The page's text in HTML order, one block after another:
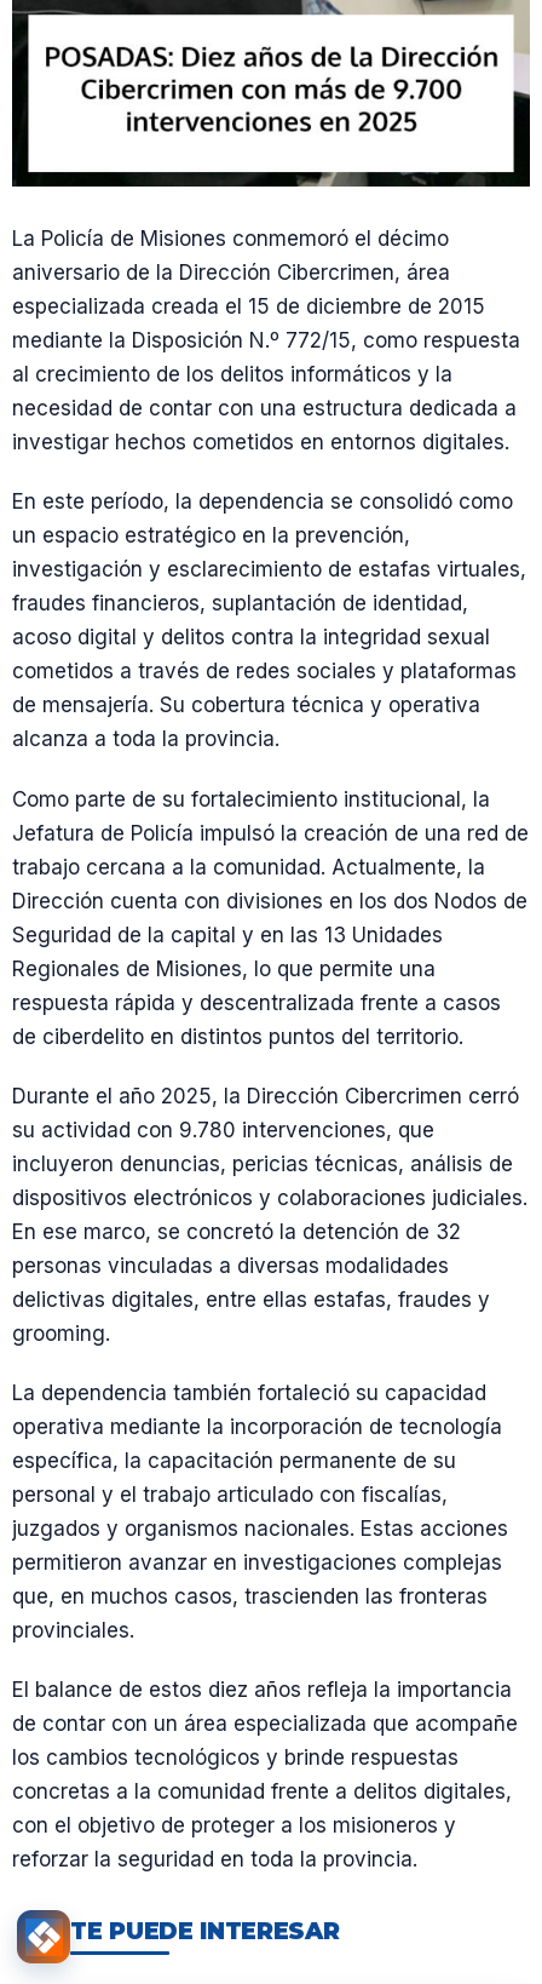
La Policía de Misiones conmemoró el décimo
aniversario de la Dirección Cibercrimen, área
especializada creada el 15 de diciembre de 2015
mediante la Disposición N.º 772/15, como respuesta
al crecimiento de los delitos informáticos y la
necesidad de contar con una estructura dedicada a
investigar hechos cometidos en entornos digitales.
En este período, la dependencia se consolidó como
un espacio estratégico en la prevención,
investigación y esclarecimiento de estafas virtuales,
fraudes financieros, suplantación de identidad,
acoso digital y delitos contra la integridad sexual
cometidos a través de redes sociales y plataformas
de mensajería. Su cobertura técnica y operativa
alcanza a toda la provincia.
Como parte de su fortalecimiento institucional, la
Jefatura de Policía impulsó la creación de una red de
trabajo cercana a la comunidad. Actualmente, la
Dirección cuenta con divisiones en los dos Nodos de
Seguridad de la capital y en las 13 Unidades
Regionales de Misiones, lo que permite una
respuesta rápida y descentralizada frente a casos
de ciberdelito en distintos puntos del territorio.
Durante el año 2025, la Dirección Cibercrimen cerró
su actividad con 9.780 intervenciones, que
incluyeron denuncias, pericias técnicas, análisis de
dispositivos electrónicos y colaboraciones judiciales.
En ese marco, se concretó la detención de 32
personas vinculadas a diversas modalidades
delictivas digitales, entre ellas estafas, fraudes y
grooming.
La dependencia también fortaleció su capacidad
operativa mediante la incorporación de tecnología
específica, la capacitación permanente de su
personal y el trabajo articulado con fiscalías,
juzgados y organismos nacionales. Estas acciones
permitieron avanzar en investigaciones complejas
que, en muchos casos, trascienden las fronteras
provinciales.
El balance de estos diez años refleja la importancia
de contar con un área especializada que acompañe
los cambios tecnológicos y brinde respuestas
concretas a la comunidad frente a delitos digitales,
con el objetivo de proteger a los misioneros y
reforzar la seguridad en toda la provincia.
TE PUEDE INTERESAR